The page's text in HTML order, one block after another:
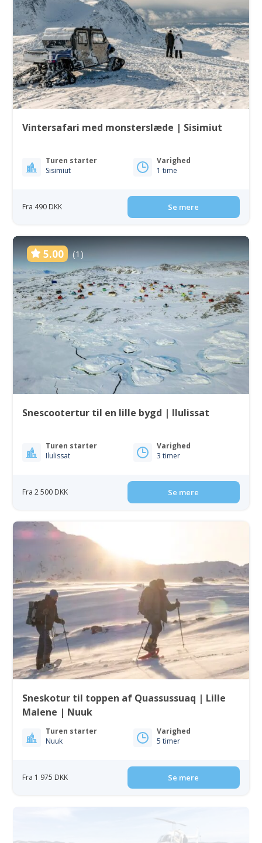
Vintersafari med monsterslæde | Sisimiut
Turen starter
Sisimiut
Varighed
1 time
Fra 490 DKK Se mere
5.00 (1)
Snescootertur til en lille bygd | Ilulissat
Turen starter
Ilulissat
Varighed
3 timer
Fra 2 500 DKK Se mere
Sneskotur til toppen af Quassussuaq | Lille
Malene | Nuuk
Turen starter
Nuuk
Varighed
5 timer
Fra 1 975 DKK Se mere